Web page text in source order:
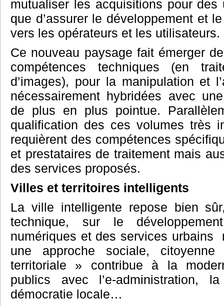
mutualiser les acquisitions pour
que d’assurer le développement et
vers les opérateurs et les utilisateurs.
Ce nouveau paysage fait émerger
compétences techniques (en
d’images), pour la manipulation et
nécessairement hybridées avec
de plus en plus pointue.
qualification des ces volumes très
requièrent des compétences
et prestataires de traitement mais
des services proposés.
Villes et territoires intelligents
La ville intelligente repose bien
technique, sur le
numériques et des services urbains
une approche sociale,
territoriale » contribue à la
publics avec l’e-administration,
démocratie locale…